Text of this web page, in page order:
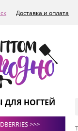
Доставка и оплата
ДЛЯ НОГТЕЙ
>>>